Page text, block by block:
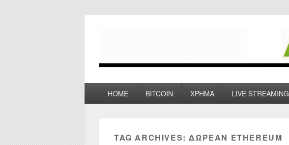
HOME BITCOIN ΧΡΗΜΑ LIVE STREAMING
TAG ARCHIVES:ΔΩΡΕΆΝ ETHEREUM